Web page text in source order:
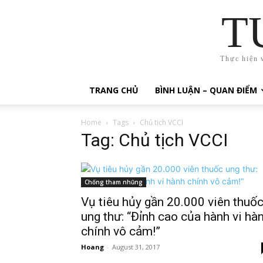
Thực hiện
TRANG CHỦ BÌNH LUẬN – QUAN ĐIỂM
Home Tags Chủ tịch VCCI
Tag: Chủ tịch VCCI
Chống tham nhũng
Vụ tiêu hủy gần 20.000 viên thuốc
ung thư: “Đỉnh cao của hành vi
chính vô cảm!”
Hoang - August 31, 2017